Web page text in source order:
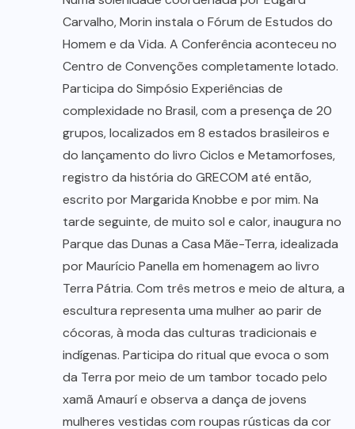
Carvalho, Morin instala o Fórum de Estudos do
Homem e da Vida. A Conferência aconteceu no
Centro de Convenções completamente lotado.
Participa do Simpósio Experiências de
complexidade no Brasil, com a presença de 20
grupos, localizados em 8 estados brasileiros e
do lançamento do livro Ciclos e Metamorfoses,
registro da história do GRECOM até então,
escrito por Margarida Knobbe e por mim. Na
tarde seguinte, de muito sol e calor, inaugura no
Parque das Dunas a Casa Mãe-Terra, idealizada
por Maurício Panella em homenagem ao livro
Terra Pátria. Com três metros e meio de altura, a
escultura representa uma mulher ao parir de
cócoras, à moda das culturas tradicionais e
indígenas. Participa do ritual que evoca o som
da Terra por meio de um tambor tocado pelo
xamã Amaurí e observa a dança de jovens
mulheres vestidas com roupas rústicas da cor